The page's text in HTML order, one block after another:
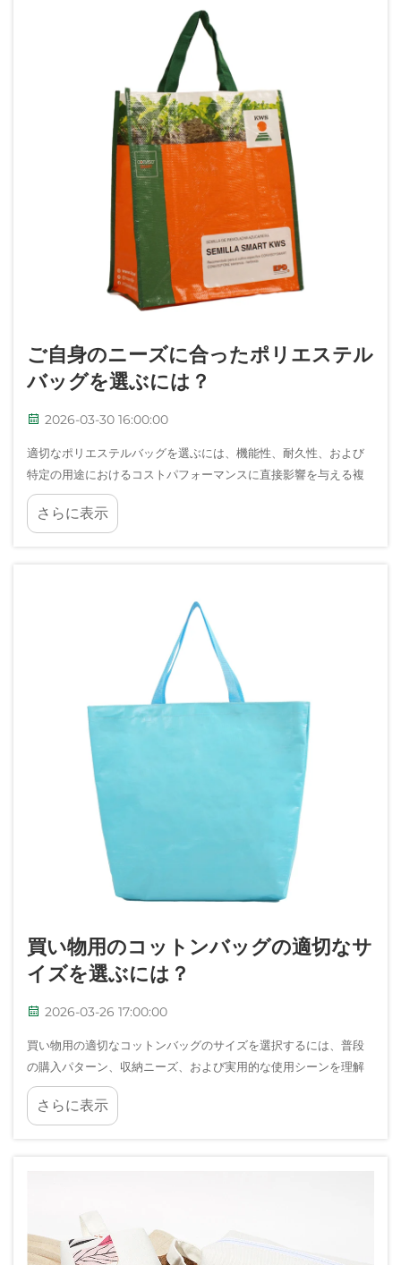
ご自身のニーズに合ったポリエステル
バッグを選ぶには？
2026-03-30 16:00:00
適切なポリエステルバッグを選ぶには、機能性、耐久性、および
特定の用途におけるコストパフォーマンスに直接影響を与える複
数の要素を慎重に検討する必要があります。旅行、仕事、屋外活
動、あるいは日常使いなど、ご使用目的に応じて最適なポリエス
さらに表示
買い物用のコットンバッグの適切なサ
イズを選ぶには？
2026-03-26 17:00:00
買い物用の適切なコットンバッグのサイズを選択するには、普段
の購入パターン、収納ニーズ、および実用的な使用シーンを理解
することが必要です。適切なコットンバッグの寸法は、機能性、
快適性、長期的な満足度に直接影響します…
さらに表示